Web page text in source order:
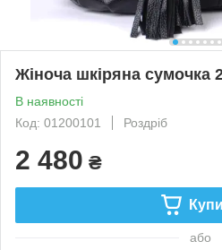
Жіноча шкіряна сумочка
В наявності
Код: 01200101
Роздріб
2 480 ₴
або